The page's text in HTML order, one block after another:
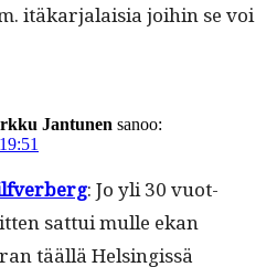
itäkar­jalaisia joi­hin se voi
Jantunen sanoo:
: Jo yli 30 vuot­
sat­tui mulle ekan
tääl­lä Helsingis­sä